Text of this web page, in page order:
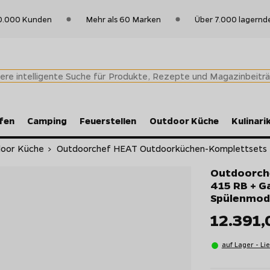
Kunden Mehr als 60 Marken Über 7.000
Camping Feuerstellen Outdoor Küche
Küche > Outdoorchef HEAT Outdoorküchen-Komplettsets
415 RB +
auf Lager -